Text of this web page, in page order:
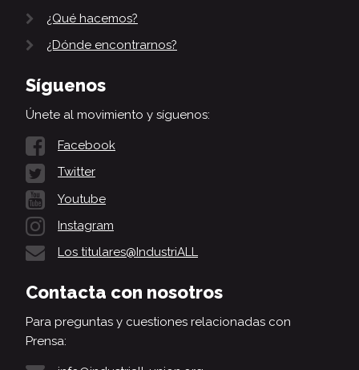
¿Qué hacemos?
¿Dónde encontrarnos?
Síguenos
Únete al movimiento y síguenos:
Facebook
Twitter
Youtube
Instagram
Los titulares@IndustriALL
Contacta con nosotros
Para preguntas y cuestiones relacionadas con
Prensa: